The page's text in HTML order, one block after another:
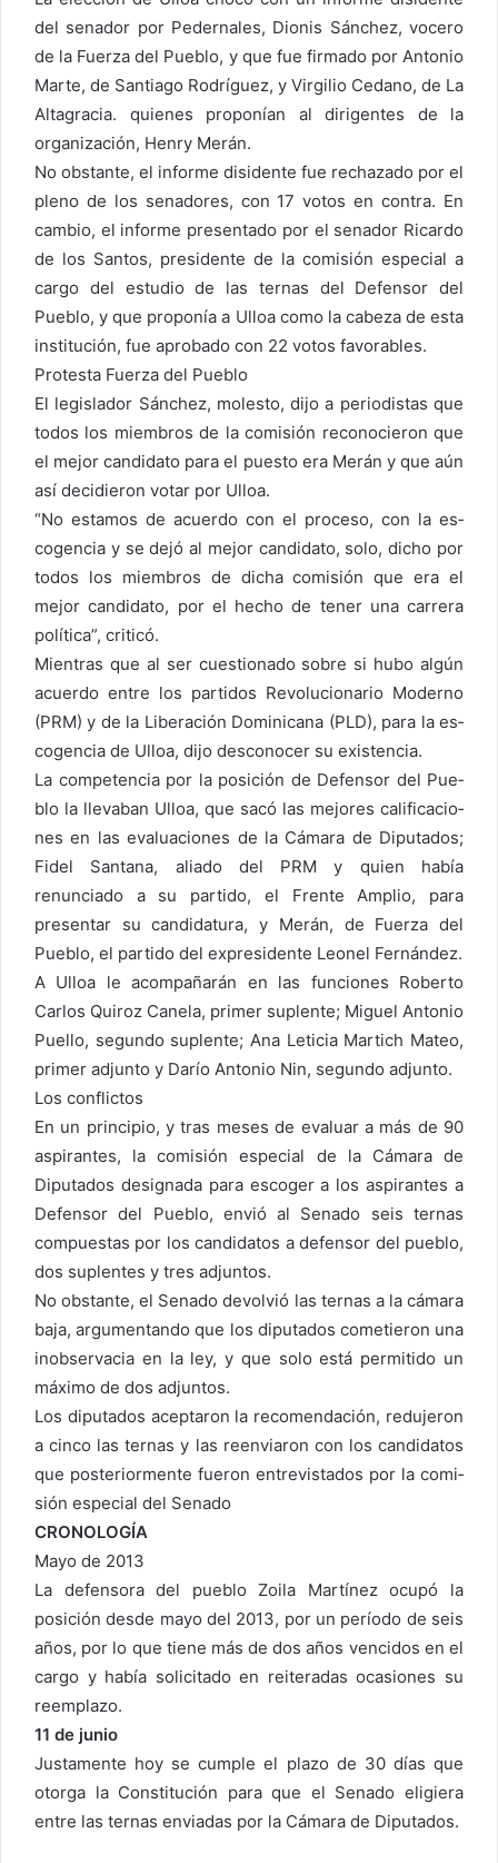
del senador por Pe­dernales, Dionis Sánchez, vocero
de la Fuerza del Pueblo, y que fue firmado por Antonio
Marte, de San­tiago Rodríguez, y Virgilio Cedano, de La
Altagracia. quienes proponían al diri­gentes de la
organización, Henry Merán.
No obstante, el informe disidente fue rechazado por el
pleno de los senadores, con 17 votos en contra. En
cambio, el informe presen­tado por el senador Ricardo
de los Santos, presidente de la comisión especial a
cargo del estudio de las ternas del Defensor del
Pueblo, y que proponía a Ulloa como la cabeza de esta
institución, fue aprobado con 22 votos favorables.
Protesta Fuerza del Pueblo
El legislador Sánchez, mo­lesto, dijo a periodistas que
todos los miembros de la comisión reconocieron que
el mejor candidato para el puesto era Merán y que aún
así decidieron votar por Ulloa.
“No estamos de acuer­do con el proceso, con la es­
cogencia y se dejó al mejor candidato, solo, dicho por
todos los miembros de dicha comisión que era el
mejor candidato, por el hecho de tener una carrera
política”, criticó.
Mientras que al ser cues­tionado sobre si hubo algún
acuerdo entre los partidos Revolucionario Moderno
(PRM) y de la Liberación Do­minicana (PLD), para la es­
cogencia de Ulloa, dijo des­conocer su existencia.
La competencia por la po­sición de Defensor del Pue­
blo la llevaban Ulloa, que sacó las mejores calificacio­
nes en las evaluaciones de la Cámara de Diputados;
Fi­del Santana, aliado del PRM y quien había
renunciado a su partido, el Frente Amplio, para
presentar su candida­tura, y Merán, de Fuerza del
Pueblo, el partido del expre­sidente Leonel Fernández.
A Ulloa le acompaña­rán en las funciones Rober­to
Carlos Quiroz Canela, primer suplente; Miguel An­tonio
Puello, segundo su­plente; Ana Leticia Martich Mateo,
primer adjunto y Da­río Antonio Nin, segundo ad­junto.
Los conflictos
En un principio, y tras me­ses de evaluar a más de 90
aspirantes, la comisión espe­cial de la Cámara de
Diputa­dos designada para escoger a los aspirantes a
Defensor del Pueblo, envió al Senado seis ternas
compuestas por los candidatos a defensor del pueblo,
dos suplentes y tres adjuntos.
No obstante, el Senado devolvió las ternas a la cáma­ra
baja, argumentando que los diputados cometieron una
inobservacia en la ley, y que solo está permitido un
máximo de dos adjuntos.
Los diputados aceptaron la recomendación, reduje­ron
a cinco las ternas y las re­enviaron con los candidatos
que posteriormente fueron entrevistados por la comi­
sión especial del Senado
CRONOLOGÍA
Mayo de 2013
La defensora del pueblo Zoila Martínez ocupó la
posición desde mayo del 2013, por un período de seis
años, por lo que tie­ne más de dos años ven­cidos en el
cargo y había solicitado en reiteradas ocasiones su
reemplazo.
11 de junio
Justamente hoy se cum­ple el plazo de 30 días que
otorga la Constitu­ción para que el Senado eligiera
entre las ternas enviadas por la Cámara de Diputados.